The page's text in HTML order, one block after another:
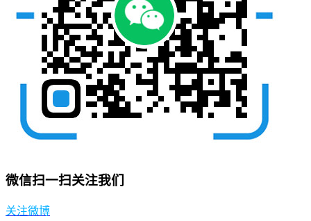
微信扫一扫关注我们
关注微博